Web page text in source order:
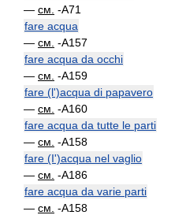
— см. -A71
fare acqua
— см. -A157
fare acqua da occhi
— см. -A159
fare (l')acqua di papavero
— см. -A160
fare acqua da tutte le parti
— см. -A158
fare (I')acqua nel vaglio
— см. -A186
fare acqua da varie parti
— см. -A158